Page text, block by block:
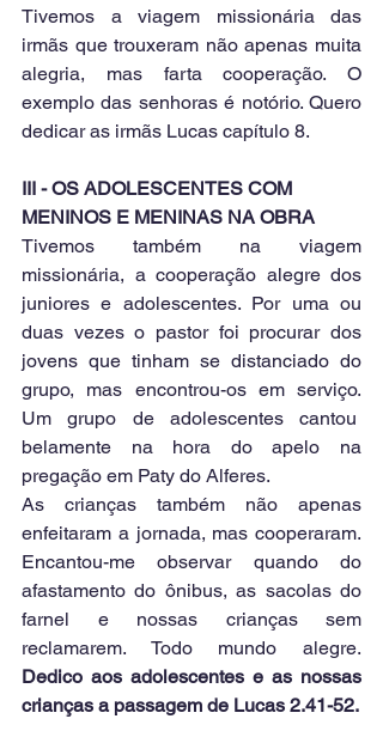
Tivemos a viagem missionária das
irmãs que trouxeram não apenas muita
alegria, mas farta cooperação. O
exemplo das senhoras é notório. Quero
dedicar as irmãs Lucas capítulo 8.
III - OS ADOLESCENTES COM
MENINOS E MENINAS NA OBRA
Tivemos também na viagem
missionária, a cooperação alegre dos
juniores e adolescentes. Por uma ou
duas vezes o pastor foi procurar dos
jovens que tinham se distanciado do
grupo, mas encontrou-os em serviço.
Um grupo de adolescentes cantou
belamente na hora do apelo na
pregação em Paty do Alferes.
As crianças também não apenas
enfeitaram a jornada, mas cooperaram.
Encantou-me observar quando do
afastamento do ônibus, as sacolas do
farnel e nossas crianças sem
Dedico aos adolescentes e as nossas
crianças a passagem de Lucas 2.41-52.